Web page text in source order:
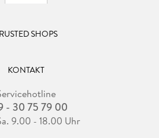
SHOPS
KONTAKT
- 30 75 79 00
9.00 - 18.00 Uhr